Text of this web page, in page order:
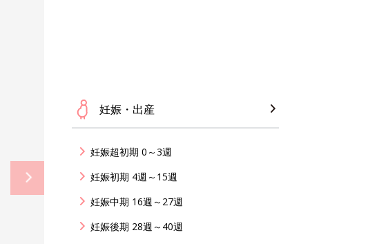
妊娠・出産
妊娠超初期 0～3週
妊娠初期 4週～15週
妊娠中期 16週～27週
妊娠後期 28週～40週